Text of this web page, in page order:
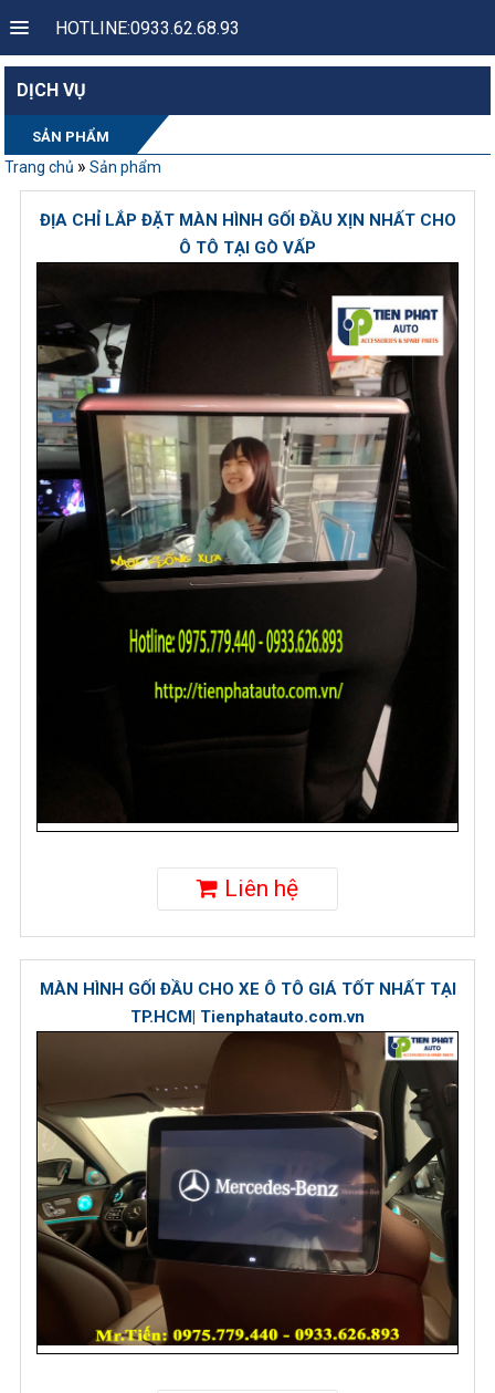
HOTLINE:0933.62.68.93
DỊCH VỤ
SẢN PHẨM
Trang chủ » Sản phẩm
ĐỊA CHỈ LẮP ĐẶT MÀN HÌNH GỐI ĐẦU XỊN NHẤT CHO
Ô TÔ TẠI GÒ VẤP
Liên hệ
MÀN HÌNH GỐI ĐẦU CHO XE Ô TÔ GIÁ TỐT NHẤT TẠI
TP.HCM| Tienphatauto.com.vn